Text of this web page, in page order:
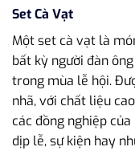
Set Cà Vạt
Một set cà vạt là
bất kỳ người đàn
trong mùa lễ hội.
nhã, với chất liệu
các đồng nghiệp
dịp lễ, sự kiện hay